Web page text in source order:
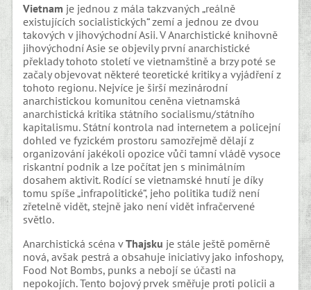
Vietnam je jednou z mála takzvaných „reálně
existujících socialistických“ zemí a jednou ze dvou
takových v jihovýchodní Asii. V Anarchistické knihovně
jihovýchodní Asie se objevily první anarchistické
překlady tohoto století ve vietnamštině a brzy poté se
začaly objevovat některé teoretické kritiky a vyjádření z
tohoto regionu. Nejvíce je širší mezinárodní
anarchistickou komunitou ceněna vietnamská
anarchistická kritika státního socialismu/státního
kapitalismu. Státní kontrola nad internetem a policejní
dohled ve fyzickém prostoru samozřejmě dělají z
organizování jakékoli opozice vůči tamní vládě vysoce
riskantní podnik a lze počítat jen s minimálním
dosahem aktivit. Rodící se vietnamské hnutí je díky
tomu spíše „infrapolitické“, jeho politika tudíž není
zřetelně vidět, stejně jako není vidět infračervené
světlo.
Anarchistická scéna vThajsku je stále ještě poměrně
nová, avšak pestrá a obsahuje iniciativy jako infoshopy,
Food Not Bombs, punks a nebojí se účasti na
nepokojích. Tento bojový prvek směřuje proti policii a